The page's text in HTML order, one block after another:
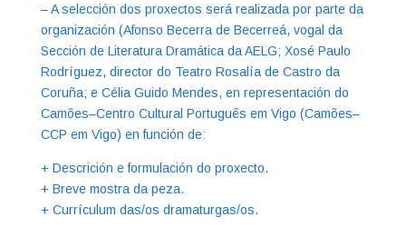
– A selección dos proxectos será realizada por parte da
organización (Afonso Becerra de Becerreá, vogal da
Sección de Literatura Dramática da AELG; Xosé Paulo
Rodríguez, director do Teatro Rosalía de Castro da
Coruña; e Célia Guido Mendes, en representación do
Camões–Centro Cultural Português em Vigo (Camões–
CCP em Vigo) en función de:
+ Descrición e formulación do proxecto.
+ Breve mostra da peza.
+ Currículum das/os dramaturgas/os.